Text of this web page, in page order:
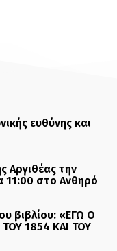
ευθύνης και
Αργιθέας την
11:00 στο Ανθηρό
βιβλίου: «ΕΓΩ Ο
1854 ΚΑΙ ΤΟΥ